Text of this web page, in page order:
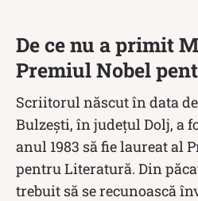
De ce nu a primit
Premiul Nobel
Scriitorul născut în data
Bulzești, în județul Dolj, a
anul 1983 să fie laureat al
pentru Literatură. Din
trebuit să se recunoască